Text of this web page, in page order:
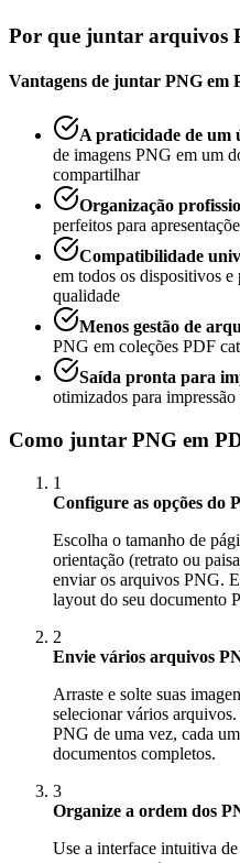
Por que juntar arquivos
Vantagens de juntar PNG em
A praticidade de um
de imagens PNG em um
compartilhar
Organização
perfeitos para
Compatibilidade
em todos os dispositivos e
qualidade
Menos gestão de
PNG em coleções PDF
Saída pronta para
otimizados para
Como juntar PNG em
1
Configure as opções do
Escolha o tamanho de
orientação (retrato ou
enviar os arquivos PNG.
layout do seu documento
2
Envie vários arquivos
Arraste e solte suas
selecionar vários
PNG de uma vez, cada
documentos completos.
3
Organize a ordem dos
Use a interface intuitiva